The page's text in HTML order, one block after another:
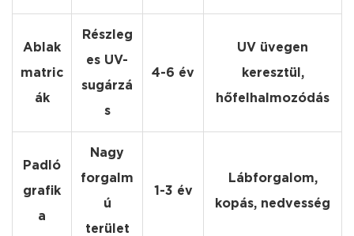
Ablak
matric
ák
Részleg
es UV-
sugárzá
s
4-6 év
UV üvegen
keresztül,
hőfelhalmozódás
Padló
grafik
a
Nagy
forgalm
ú
terület
1-3 év
Lábforgalom,
kopás, nedvesség